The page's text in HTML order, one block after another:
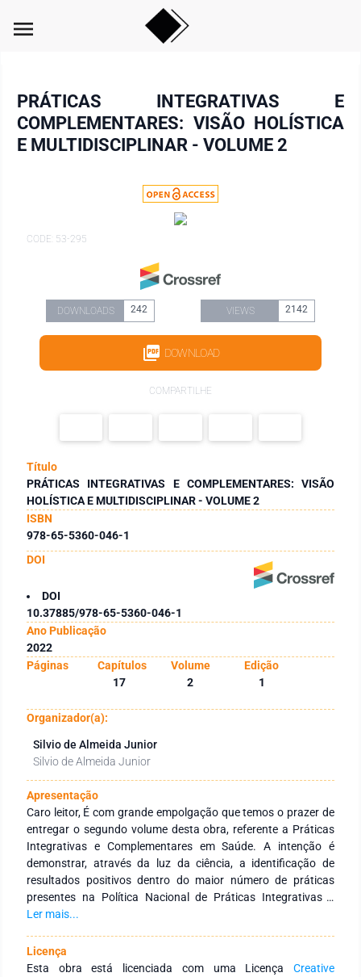
menu
PRÁTICAS INTEGRATIVAS E
COMPLEMENTARES: VISÃO HOLÍSTICA
E MULTIDISCIPLINAR - VOLUME 2
CODE: 53-295
DOWNLOADS 242 VIEWS 2142
DOWNLOAD
COMPARTILHE
Título
PRÁTICAS INTEGRATIVAS E COMPLEMENTARES: VISÃO
HOLÍSTICA E MULTIDISCIPLINAR - VOLUME 2
ISBN
978-65-5360-046-1
DOI
DOI
10.37885/978-65-5360-046-1
Ano Publicação
2022
Páginas
Capítulos Volume
Edição
17
2 1
Organizador(a):
Silvio de Almeida Junior
Silvio de Almeida Junior
Apresentação
Caro leitor, É com grande empolgação que temos o prazer de
entregar o segundo volume desta obra, referente a Práticas
Integrativas e Complementares em Saúde. A intenção é
demonstrar, através da luz da ciência, a identificação de
resultados positivos dentro do maior número de práticas
presentes na Política Nacional de Práticas Integrativas e
Complementares em Saúde, inseridas no âmbito do Sistema
processo colaborativo entre professores, estudantes e
pesquisadores que se destacaram e qualificaram as
Ler mais...
Licença
Esta obra está licenciada com uma Licença Creative